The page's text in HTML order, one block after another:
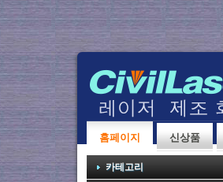
홈페이지 신상품
카테고리